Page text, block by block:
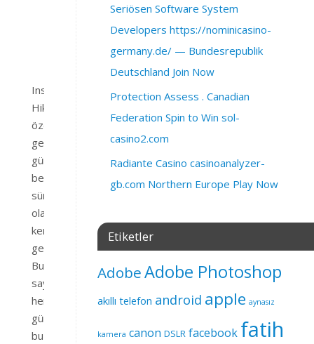
Instagram
Hikaye
özelliğini
getirdiği
günden
beri
sürekli
olarak
kendisini
geliştiriyor.
Bu
sayede
her
gün
bu
Seriösen Software System
Developers https://nominicasino-
germany.de/ — Bundesrepublik
Deutschland Join Now
Protection Assess . Canadian
Federation Spin to Win sol-
casino2.com
Radiante Casino casinoanalyzer-
gb.com Northern Europe Play Now
Etiketler
AdobeAdobe Photoshop
akıllı telefon android apple aynasız
kamera canon DSLR facebook fatih